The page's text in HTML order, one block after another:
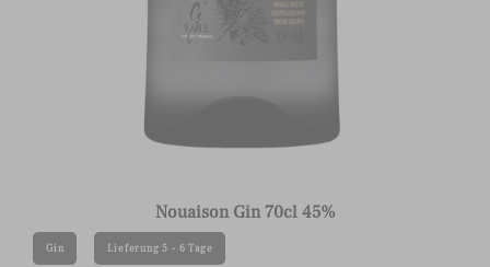
Nouaison Gin 70cl 45%
Gin Lieferung 5 - 6 Tage